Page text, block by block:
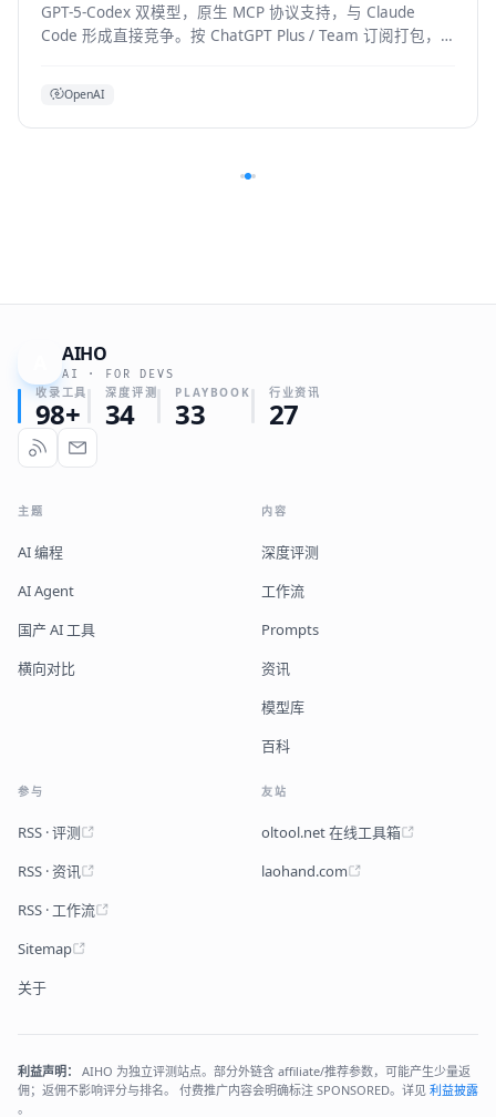
GPT-5-Codex 双模型，原生 MCP 协议支持，与 Claude
Code 形成直接竞争。按 ChatGPT Plus / Team 订阅打包，
OpenAI
AIHO
AI · FOR DEVS
收录工具
98+
深度评测
34
PLAYBOOK
33
行业资讯
27
主题
AI 编程
AI Agent
国产 AI 工具
横向对比
内容
深度评测
工作流
Prompts
资讯
模型库
百科
参与
RSS · 评测
RSS · 资讯
RSS · 工作流
Sitemap
关于
友站
oltool.net 在线工具箱
laohand.com
利益声明：
AIHO 为独立评测站点。部分外链含 affiliate/推荐参数，可能产生少量返
佣；返佣不影响评分与排名。 付费推广内容会明确标注 SPONSORED。详见 利益披露
。